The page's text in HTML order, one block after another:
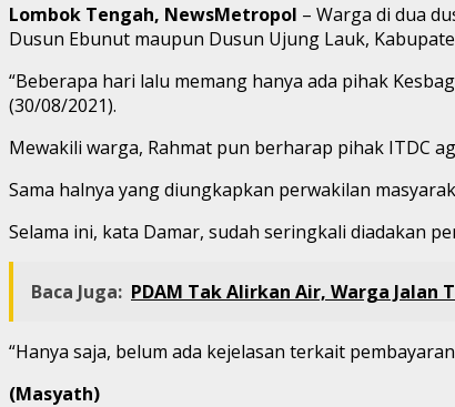
Lombok Tengah, NewsMetropol – Warga di dua
Dusun Ebunut maupun Dusun Ujung Lauk,
“Beberapa hari lalu memang hanya ada pihak
(30/08/2021).
Mewakili warga, Rahmat pun berharap pihak ITDC
Sama halnya yang diungkapkan perwakilan
Selama ini, kata Damar, sudah seringkali diadakan
Baca Juga: PDAM Tak Alirkan Air, Warga
“Hanya saja, belum ada kejelasan terkait
(Masyath)